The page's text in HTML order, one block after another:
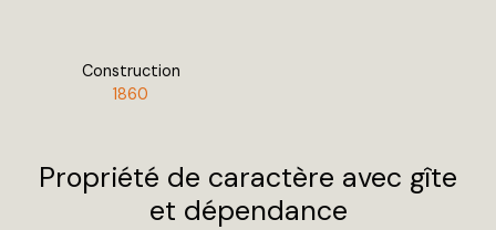
Construction
1860
Propriété de caractère avec gîte
et dépendance